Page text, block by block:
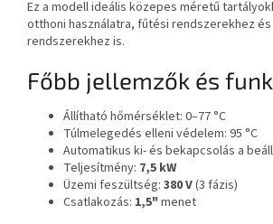
Ez a modell ideális közepes méretű
otthoni használatra, fűtési rendszerekhez
rendszerekhez is.
Főbb jellemzők és
Állítható hőmérséklet: 0–77 °C
Túlmelegedés elleni védelem: 95 °C
Automatikus ki- és bekapcsolás a
Teljesítmény: 7,5 kW
Üzemi feszültség: 380 V(3 fázis)
Csatlakozás: 1,5" menet